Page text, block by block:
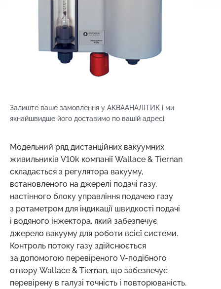
Залиште ваше замовлення у АКВААНАЛІТИК і ми
якнайшвидше його доставимо по вашій адресі.
Модельний ряд дистанційних вакуумних
живильників V10k компанії Wallace & Tiernan
складається з регулятора вакууму,
встановленого на джерелі подачі газу,
настінного блоку управління подачею газу
з ротаметром для індикації швидкості подачі
і водяного інжектора, який забезпечує
джерело вакууму для роботи всієї системи.
Контроль потоку газу здійснюється
за допомогою перевіреного V-подібного
отвору Wallace & Tiernan, що забезпечує
перевірену в галузі точність і повторюваність.